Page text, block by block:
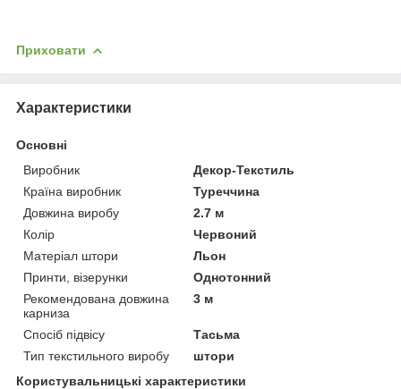
Приховати
Характеристики
Основні
Виробник
Декор-Текстиль
Країна виробник
Туреччина
Довжина виробу
2.7 м
Колір
Червоний
Матеріал штори
Льон
Принти, візерунки
Однотонний
Рекомендована довжина
карниза
3 м
Спосіб підвісу
Тасьма
Тип текстильного виробу
штори
Користувальницькі характеристики